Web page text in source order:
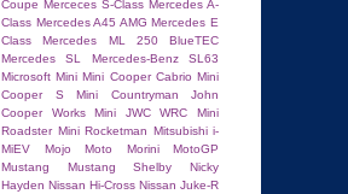
Coupe Merceces S-Class Mercedes A-
Class Mercedes A45 AMG Mercedes E
Class
Mercedes ML 250 BlueTEC
Mercedes SL
Mercedes-Benz SL63
Microsoft Mini Mini Cooper Cabrio Mini
Cooper S
Mini Countryman John
Cooper Works
Mini JWC WRC
Mini
Roadster Mini Rocketman Mitsubishi i-
MiEV
Mojo Moto Morini
MotoGP
Mustang
Mustang Shelby
Nicky
Hayden Nissan Hi-Cross Nissan Juke-R